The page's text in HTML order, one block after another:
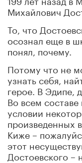
Михайлович
То, что
осознал еще в
понял, почему.
Потому что не
узнать себя,
герое. В Эдипе,
Во всем
условии
произведенных
Киже –
этот
Достоевского –